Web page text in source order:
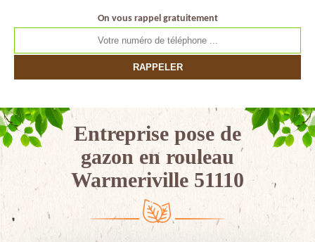
On vous rappel gratuitement
Entreprise pose de
gazon en rouleau
Warmeriville 51110